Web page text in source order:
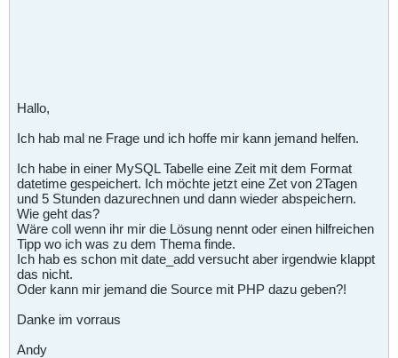
Hallo,
Ich hab mal ne Frage und ich hoffe mir kann jemand helfen.
Ich habe in einer MySQL Tabelle eine Zeit mit dem Format
datetime gespeichert. Ich möchte jetzt eine Zet von 2Tagen
und 5 Stunden dazurechnen und dann wieder abspeichern.
Wie geht das?
Wäre coll wenn ihr mir die Lösung nennt oder einen hilfreichen
Tipp wo ich was zu dem Thema finde.
Ich hab es schon mit date_add versucht aber irgendwie klappt
das nicht.
Oder kann mir jemand die Source mit PHP dazu geben?!
Danke im vorraus
Andy